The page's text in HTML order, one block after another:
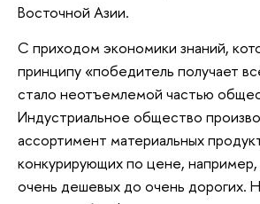
Восточной Азии.
С приходом экономики знаний,
принципу «победитель получает
стало неотъемлемой частью
Индустриальное общество
ассортимент материальных
конкурирующих по цене,
очень дешевых до очень дорогих.